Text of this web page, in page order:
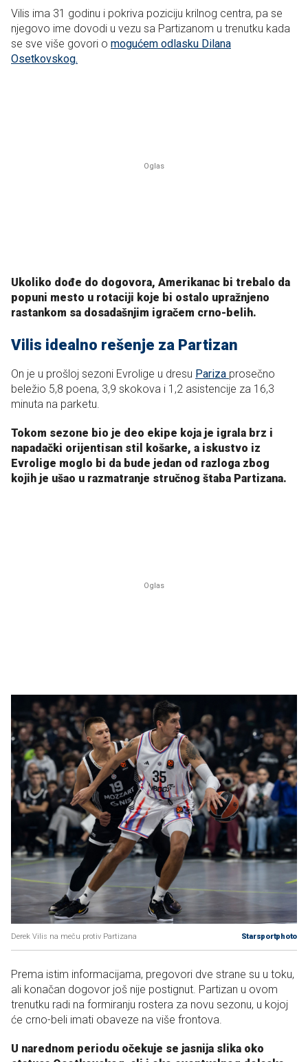
Vilis ima 31 godinu i pokriva poziciju krilnog centra, pa se
njegovo ime dovodi u vezu sa Partizanom u trenutku kada
se sve više govori o mogućem odlasku Dilana
Osetkovskog.
Ukoliko dođe do dogovora, Amerikanac bi trebalo da
popuni mesto u rotaciji koje bi ostalo upražnjeno
rastankom sa dosadašnjim igračem crno-belih.
Vilis idealno rešenje za Partizan
On je u prošloj sezoni Evrolige u dresu Pariza prosečno
beležio 5,8 poena, 3,9 skokova i 1,2 asistencije za 16,3
minuta na parketu.
Tokom sezone bio je deo ekipe koja je igrala brz i
napadački orijentisan stil košarke, a iskustvo iz
Evrolige moglo bi da bude jedan od razloga zbog
kojih je ušao u razmatranje stručnog štaba Partizana.
Derek Vilis na meču protiv Partizana Starsportphoto
Prema istim informacijama, pregovori dve strane su u toku,
ali konačan dogovor još nije postignut. Partizan u ovom
trenutku radi na formiranju rostera za novu sezonu, u kojoj
će crno-beli imati obaveze na više frontova.
U narednom periodu očekuje se jasnija slika oko